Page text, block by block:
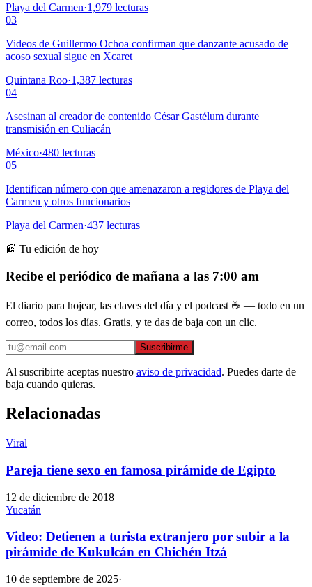
Playa del Carmen·1,979 lecturas
03
Videos de Guillermo Ochoa confirman que danzante acusado de
acoso sexual sigue en Xcaret
Quintana Roo·1,387 lecturas
04
Asesinan al creador de contenido César Gastélum durante
transmisión en Culiacán
México·480 lecturas
05
Identifican número con que amenazaron a regidores de Playa del
Carmen y otros funcionarios
Playa del Carmen·437 lecturas
📰 Tu edición de hoy
Recibe el periódico de mañana a las 7:00 am
El diario para hojear, las claves del día y el podcast ☕ — todo en un
correo, todos los días. Gratis, y te das de baja con un clic.
Suscribirme
Al suscribirte aceptas nuestro aviso de privacidad. Puedes darte de
baja cuando quieras.
Relacionadas
Viral
Pareja tiene sexo en famosa pirámide de Egipto
12 de diciembre de 2018
Yucatán
Video: Detienen a turista extranjero por subir a la
pirámide de Kukulcán en Chichén Itzá
10 de septiembre de 2025·